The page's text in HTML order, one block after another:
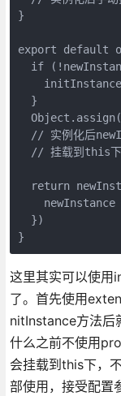
}
export default
if
  }
// 实例化后
// 挂载到this
return
newInstance
  })
}
这里其实可以使用
了。首先使用
nitInstance方法后
什么之前不使用
会挂载到this下，
部使用，接受配置